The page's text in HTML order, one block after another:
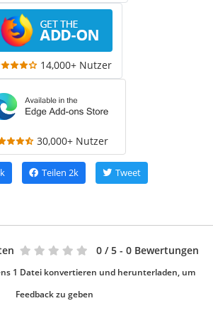
14,000+ Nutzer
30,000+ Nutzer
Teilen 2k Tweet
0 / 5 - 0 Bewertungen
1 Datei konvertieren und herunterladen, um
Feedback zu geben